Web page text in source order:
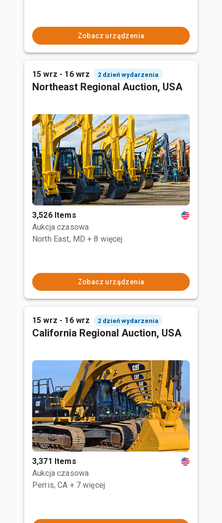
Zobacz urządzenia
15 wrz - 16 wrz 2 dzień wydarzenia
Northeast Regional Auction, USA
3,526 Items
Aukcja czasowa
North East, MD + 8 więcej
Zobacz urządzenia
15 wrz - 16 wrz 2 dzień wydarzenia
California Regional Auction, USA
3,371 Items
Aukcja czasowa
Perris, CA + 7 więcej